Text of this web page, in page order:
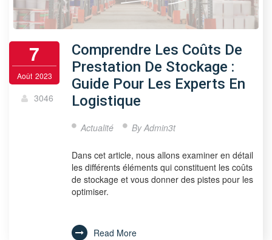
7
Août 2023
3046
Comprendre Les Coûts De
Prestation De Stockage :
Guide Pour Les Experts En
Logistique
Actualité ByAdmin3t
Dans cet article, nous allons examiner en détail
les différents éléments qui constituent les coûts
de stockage et vous donner des pistes pour les
optimiser.
Read More